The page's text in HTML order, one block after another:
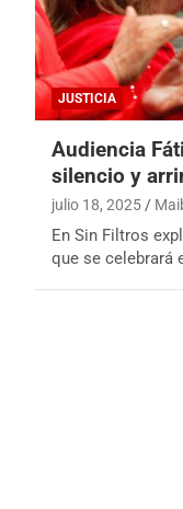
JUSTICIA
Audiencia
silencio y
julio 18, 2025
En Sin Filtros
que se celebrará